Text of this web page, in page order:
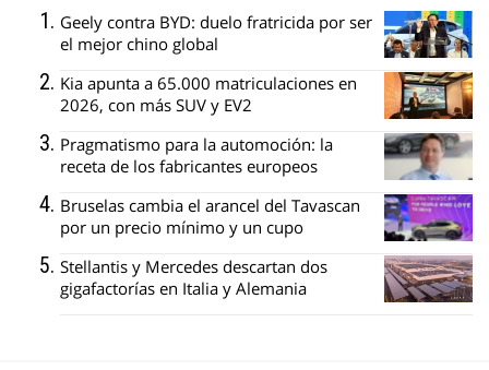
Geely contra BYD: duelo fratricida por ser
el mejor chino global
Kia apunta a 65.000 matriculaciones en
2026, con más SUV y EV2
Pragmatismo para la automoción: la
receta de los fabricantes europeos
Bruselas cambia el arancel del Tavascan
por un precio mínimo y un cupo
Stellantis y Mercedes descartan dos
gigafactorías en Italia y Alemania